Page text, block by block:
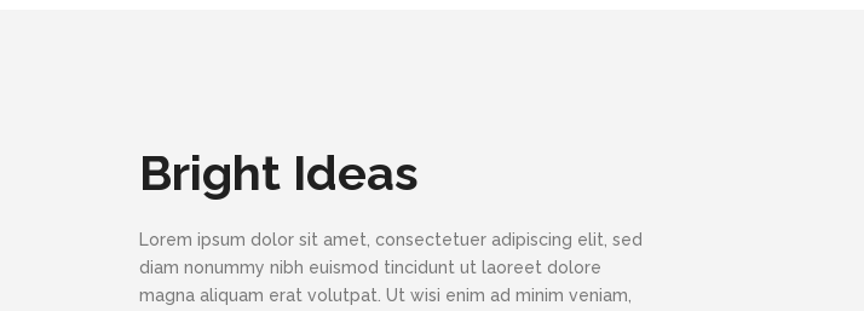
Bright Ideas
Lorem ipsum dolor sit amet, consectetuer adipiscing elit, sed
diam nonummy nibh euismod tincidunt ut laoreet dolore
magna aliquam erat volutpat. Ut wisi enim ad minim veniam,